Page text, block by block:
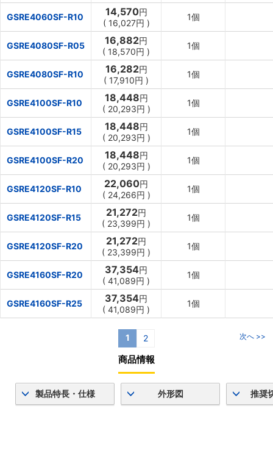
GSRE4060SF-R10 14,570円
( 16,027円 )
1個
GSRE4080SF-R05 16,882円
( 18,570円 )
1個
GSRE4080SF-R10 16,282円
( 17,910円 )
1個
GSRE4100SF-R10 18,448円
( 20,293円 )
1個
GSRE4100SF-R15 18,448円
( 20,293円 )
1個
GSRE4100SF-R20 18,448円
( 20,293円 )
1個
GSRE4120SF-R10 22,060円
( 24,266円 )
1個
GSRE4120SF-R15 21,272円
( 23,399円 )
1個
GSRE4120SF-R20 21,272円
( 23,399円 )
1個
GSRE4160SF-R20 37,354円
( 41,089円 )
1個
GSRE4160SF-R25 37,354円
( 41,089円 )
1個
1 2 次へ >>
商品情報
製品特長・仕様 外形図 推奨